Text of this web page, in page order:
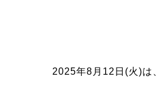
2025年8月12日(火)は